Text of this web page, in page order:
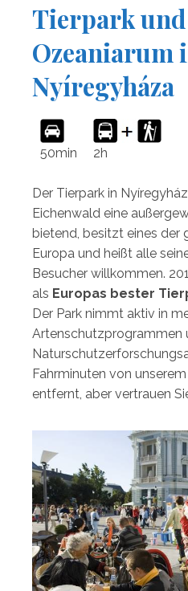
Tierpark und
Ozeaniarum
Nyíregyháza
50min 2h
Der Tierpark in
Eichenwald eine
bietend, besitzt eines der
Europa und heißt alle
Besucher willkommen.
als Europas bester
Der Park nimmt aktiv in
Artenschutzprogrammen
Fahrminuten von
entfernt, aber vertrauen